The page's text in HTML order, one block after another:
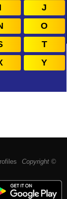
I
J
O
T
Y
Copyright ©